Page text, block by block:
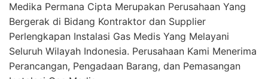
Medika Permana Cipta Merupakan Perusahaan Yang
Bergerak di Bidang Kontraktor dan Supplier
Perlengkapan Instalasi Gas Medis Yang Melayani
Seluruh Wilayah Indonesia. Perusahaan Kami Menerima
Perancangan, Pengadaan Barang, dan Pemasangan